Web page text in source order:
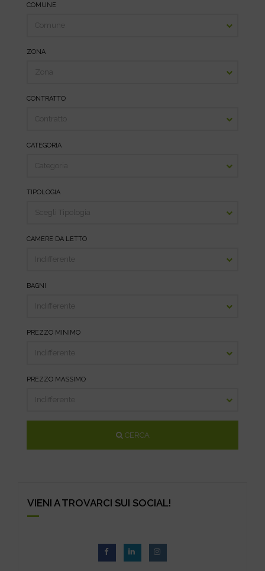
COMUNE
ZONA
CONTRATTO
CATEGORIA
TIPOLOGIA
CAMERE DA LETTO
BAGNI
PREZZO MINIMO
PREZZO MASSIMO
CERCA
VIENI A TROVARCI SUI SOCIAL!